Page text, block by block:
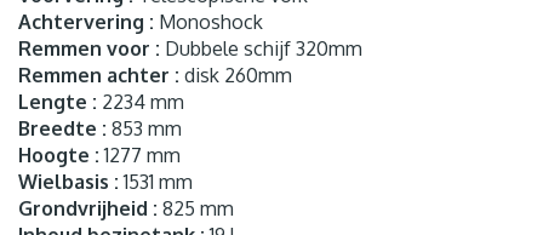
Achtervering : Monoshock
Remmen voor : Dubbele schijf 320mm
Remmen achter : disk 260mm
Lengte : 2234 mm
Breedte : 853 mm
Hoogte : 1277 mm
Wielbasis : 1531 mm
Grondvrijheid : 825 mm